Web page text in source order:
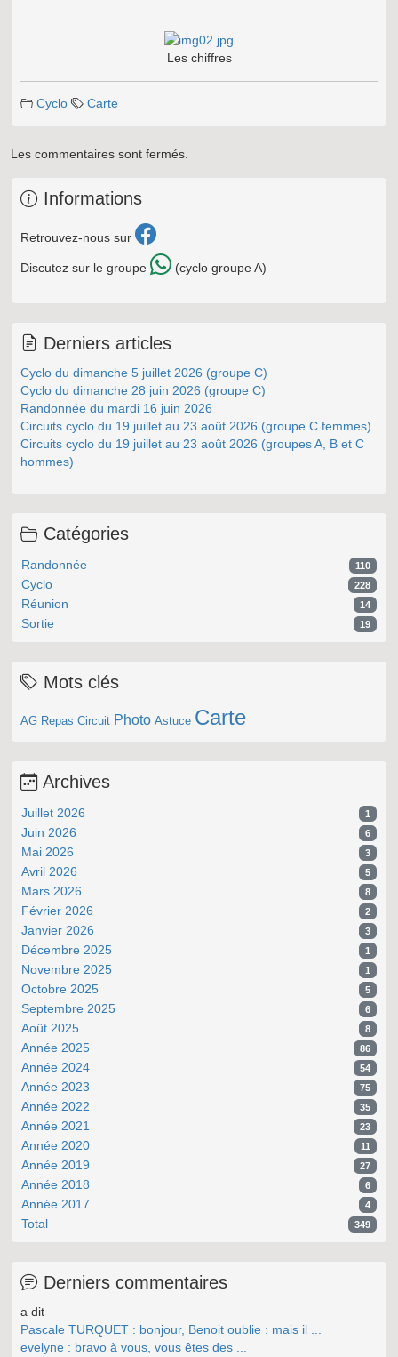
Les chiffres
Cyclo Carte
Les commentaires sont fermés.
Informations
Retrouvez-nous sur
Discutez sur le groupe (cyclo groupe A)
Derniers articles
Cyclo du dimanche 5 juillet 2026 (groupe C)
Cyclo du dimanche 28 juin 2026 (groupe C)
Randonnée du mardi 16 juin 2026
Circuits cyclo du 19 juillet au 23 août 2026 (groupe C femmes)
Circuits cyclo du 19 juillet au 23 août 2026 (groupes A, B et C
hommes)
Catégories
Randonnée 110
Cyclo 228
Réunion 14
Sortie 19
Mots clés
AG Repas Circuit Photo Astuce Carte
Archives
Juillet 2026 1
Juin 2026 6
Mai 2026 3
Avril 2026 5
Mars 2026 8
Février 2026 2
Janvier 2026 3
Décembre 2025 1
Novembre 2025 1
Octobre 2025 5
Septembre 2025 6
Août 2025 8
Année 2025 86
Année 2024 54
Année 2023 75
Année 2022 35
Année 2021 23
Année 2020 11
Année 2019 27
Année 2018 6
Année 2017 4
Total 349
Derniers commentaires
a dit
Pascale TURQUET : bonjour, Benoit oublie : mais il ...
evelyne : bravo à vous, vous êtes des ...